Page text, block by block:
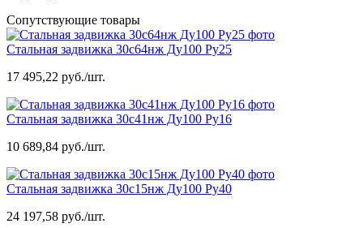
Сопутствующие товары
Стальная задвижка 30с64нж Ду100 Ру25
17 495,22 руб./шт.
Стальная задвижка 30с41нж Ду100 Ру16
10 689,84 руб./шт.
Стальная задвижка 30с15нж Ду100 Ру40
24 197,58 руб./шт.